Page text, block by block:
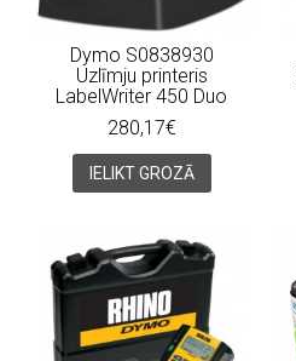
Dymo S0838930
Uzlīmju printeris
LabelWriter 450 Duo
280,17€
IELIKT GROZĀ